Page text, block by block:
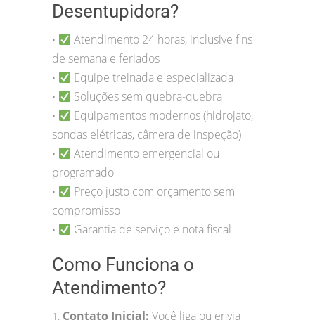
Desentupidora?
•
Atendimento 24 horas, inclusive fins
de semana e feriados
• Equipe treinada e especializada
• Soluções sem quebra-quebra
•
Equipamentos modernos (hidrojato,
sondas elétricas, câmera de inspeção)
•
Atendimento emergencial ou
programado
•
Preço justo com orçamento sem
compromisso
• Garantia de serviço e nota fiscal
Como Funciona o
Atendimento?
1. Contato Inicial: Você liga ou envia